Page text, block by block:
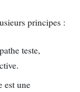
principes :
teste,
est une